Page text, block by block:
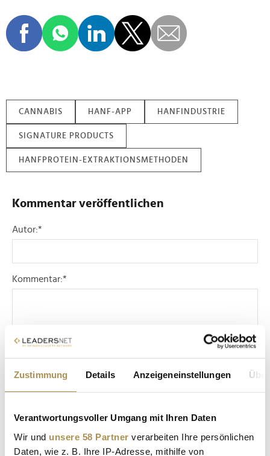
Zustimmung Details Anzeigeneinstellungen
Verantwortungsvoller Umgang mit Ihren Daten
Wir und unsere 58 Partner verarbeiten Ihre persönlichen
Daten, wie z. B. Ihre IP-Adresse, mithilfe von
CANNABIS HANF-APP HANFINDUSTRIE
SIGNATURE PRODUCTS
HANFPROTEIN-EXTRAKTIONSMETHODEN
Kommentar veröffentlichen
Autor:*
Kommentar:*
Sicherheitscode bestätigen: